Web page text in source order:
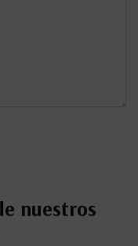
nuestros